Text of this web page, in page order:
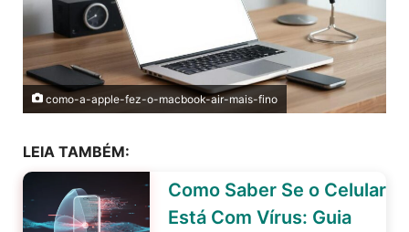
como-a-apple-fez-o-macbook-air-mais-fino
LEIA TAMBÉM:
Como Saber Se o Celular
Está Com Vírus: Guia